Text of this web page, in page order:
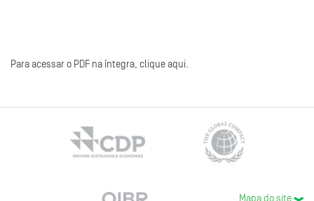
Para acessar o PDF na íntegra, clique aqui.
Mapa do site